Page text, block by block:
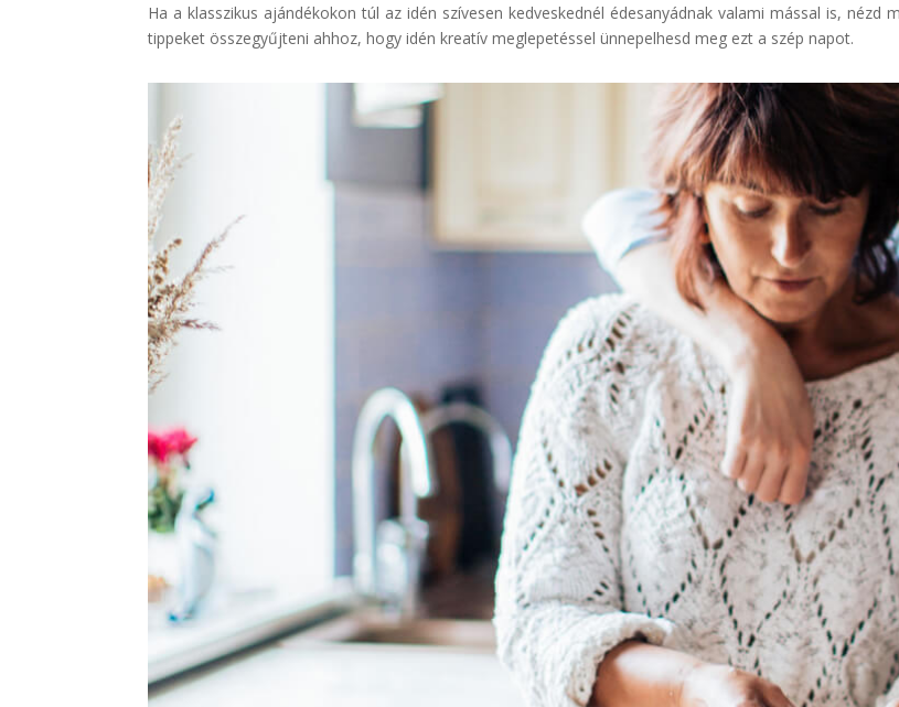
Ha a klasszikus ajándékokon túl az idén szívesen kedveskednél édesanyádnak valami mással is,
tippeket összegyűjteni ahhoz, hogy idén kreatív meglepetéssel ünnepelhesd meg ezt a szép napot.